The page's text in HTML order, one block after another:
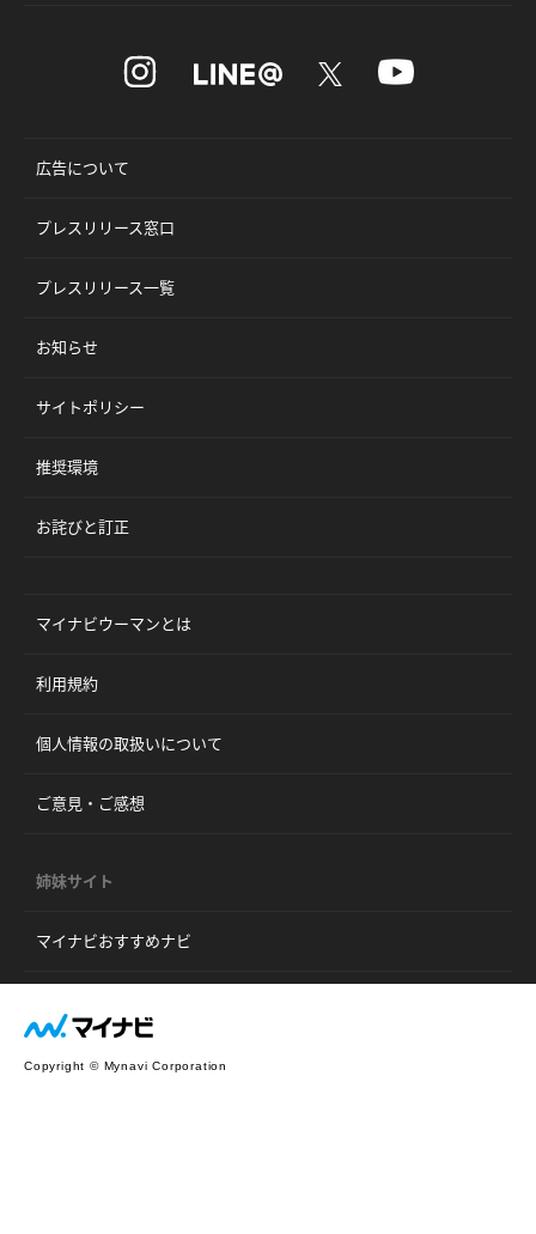
広告について
プレスリリース窓口
プレスリリース一覧
お知らせ
サイトポリシー
推奨環境
お詫びと訂正
マイナビウーマンとは
利用規約
個人情報の取扱いについて
ご意見・ご感想
姉妹サイト
マイナビおすすめナビ
Copyright © Mynavi Corporation